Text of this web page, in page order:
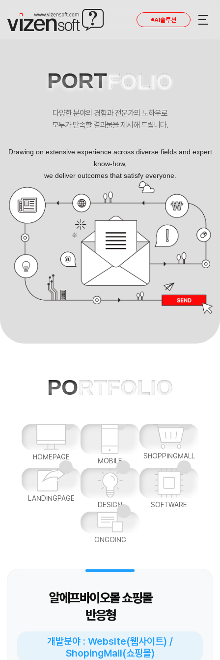
AI솔루션
알에프바이오몰 쇼핑몰 반응형 포트폴리오
PORTFOLIO
다양한 분야의 경험과 전문가의 노하우로
모두가 만족할 결과물을 제시해 드립니다.
Drawing on extensive experience across diverse fields and expert
know-how,
we deliver outcomes that satisfy everyone.
PORTFOLIO
HOMEPAGE MOBILE
SHOPPINGMALL
LANDINGPAGE
DESIGN
SOFTWARE
ONGOING
알에프바이오몰 쇼핑몰
반응형
개발분야 : Website(웹사이트) /
ShopingMall(쇼핑몰)